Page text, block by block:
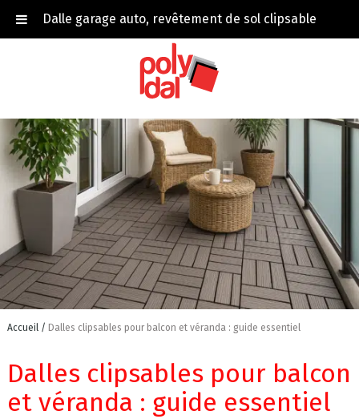
Dalle garage auto, revêtement de sol clipsable
Accueil Dalles clipsables pour balcon et véranda : guide essentiel
Dalles clipsables pour balcon
et véranda : guide essentiel